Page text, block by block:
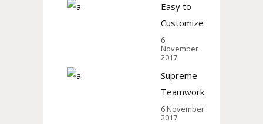
Easy to
Customize
6
November
2017
Supreme
Teamwork
6 November
2017